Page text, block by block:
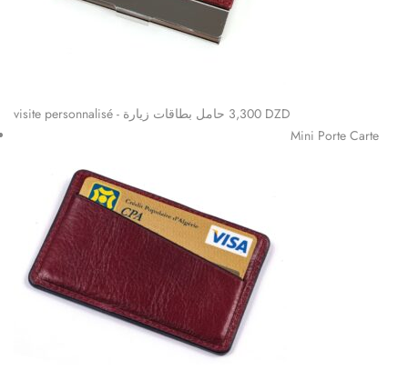
visite personnalisé - حامل بطاقات زيارة 3,300 DZD
Mini Porte Carte